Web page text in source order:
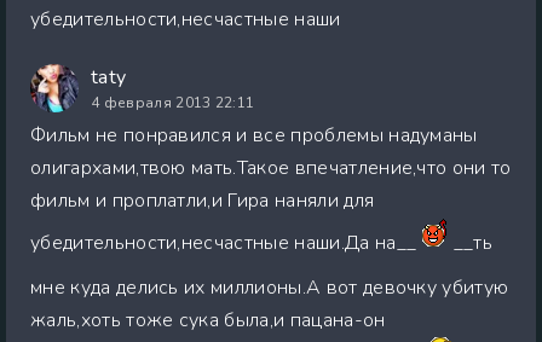
убедительности,несчастные наши
taty
4 февраля 2013 22:11
Фильм не понравился и все проблемы надуманы
олигархами,твою мать.Такое впечатление,что они то
фильм и проплатли,и Гира наняли для
убедительности,несчастные наши.Да на__
__ть
мне куда делись их миллионы.А вот девочку убитую
жаль,хоть тоже сука была,и пацана-он